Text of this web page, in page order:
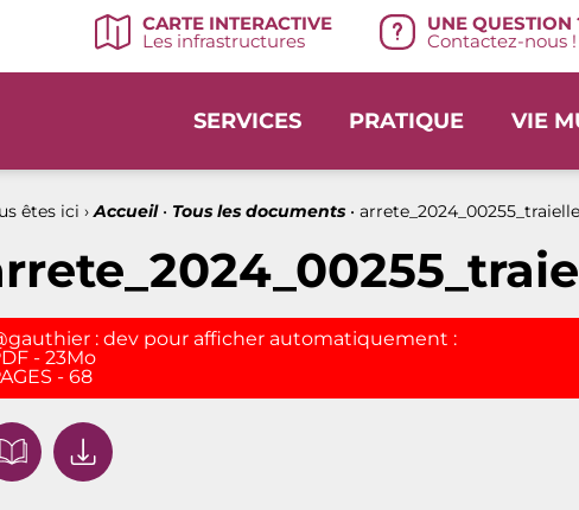
CARTE INTERACTIVE
Les infrastructures
UNE QUESTION
Contactez-nous !
SERVICES PRATIQUE VIE
êtes ici › Accueil• Tous les documents•
: dev pour afficher automatiquement :
- 23Mo
- 68